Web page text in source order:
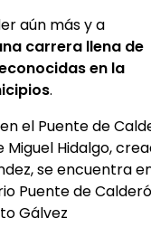
aún más y a
carrera llena de
en la
.
Miguel Hidalgo,
se encuentra
Puente de
Gálvez